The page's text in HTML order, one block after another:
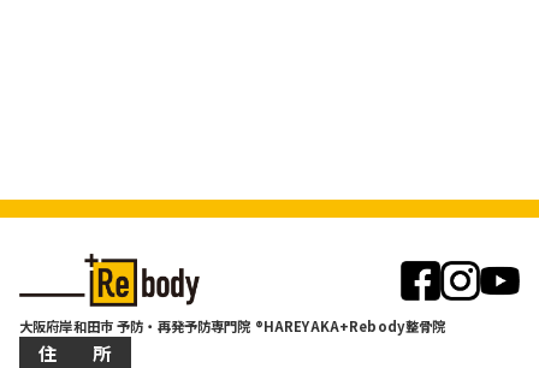
大阪府岸和田市 予防・再発予防専門院 ®HAREYAKA+Rebody整骨院
住 所